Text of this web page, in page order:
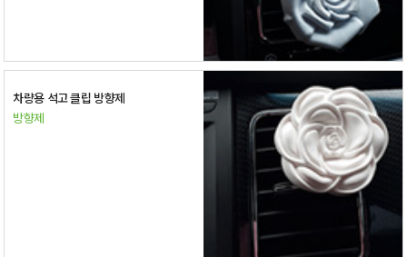
차량용 석고 클립 방향제
방향제